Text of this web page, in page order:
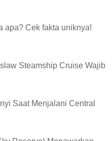
apa? Cek fakta uniknya!
Steamship Cruise Wajib
Saat Menjalani Central